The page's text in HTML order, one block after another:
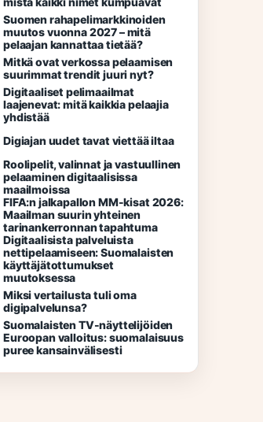
Suomen rahapelimarkkinoiden
muutos vuonna 2027 – mitä
pelaajan kannattaa tietää?
Mitkä ovat verkossa pelaamisen
suurimmat trendit juuri nyt?
Digitaaliset pelimaailmat
laajenevat: mitä kaikkia pelaajia
yhdistää
Digiajan uudet tavat viettää iltaa
Roolipelit, valinnat ja vastuullinen
pelaaminen digitaalisissa
maailmoissa
FIFA:n jalkapallon MM-kisat 2026:
Maailman suurin yhteinen
tarinankerronnan tapahtuma
Digitaalisista palveluista
nettipelaamiseen: Suomalaisten
käyttäjätottumukset
muutoksessa
Miksi vertailusta tuli oma
digipalvelunsa?
Suomalaisten TV-näyttelijöiden
Euroopan valloitus: suomalaisuus
puree kansainvälisesti